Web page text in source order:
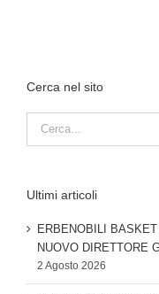
Cerca nel sito
Ultimi articoli
ERBENOBILI
NUOVO DIRETTORE
2 Agosto 2026